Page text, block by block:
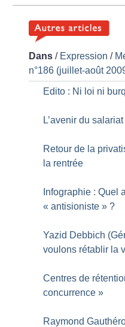
Dans / Expression /
n°186 (juillet-août
Edito : Ni loi ni
L’avenir du
Retour de la
la rentrée
Infographie : Quel
« antisioniste » ?
Yazid Debbich
voulons rétablir la
Centres de
concurrence »
Raymond